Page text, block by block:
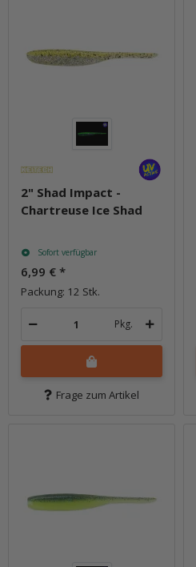
2" Shad Impact -
Chartreuse Ice Shad
Sofort verfügbar
6,99 € *
Packung: 12 Stk.
Pkg.
Frage zum Artikel